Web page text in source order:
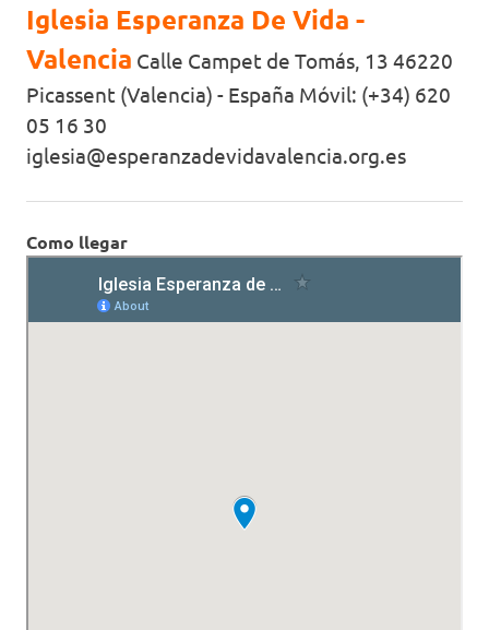
Iglesia Esperanza De Vida -
Valencia Calle Campet de Tomás, 13 46220
Picassent (Valencia) - España Móvil: (+34) 620
05 16 30
iglesia@esperanzadevidavalencia.org.es
Como llegar